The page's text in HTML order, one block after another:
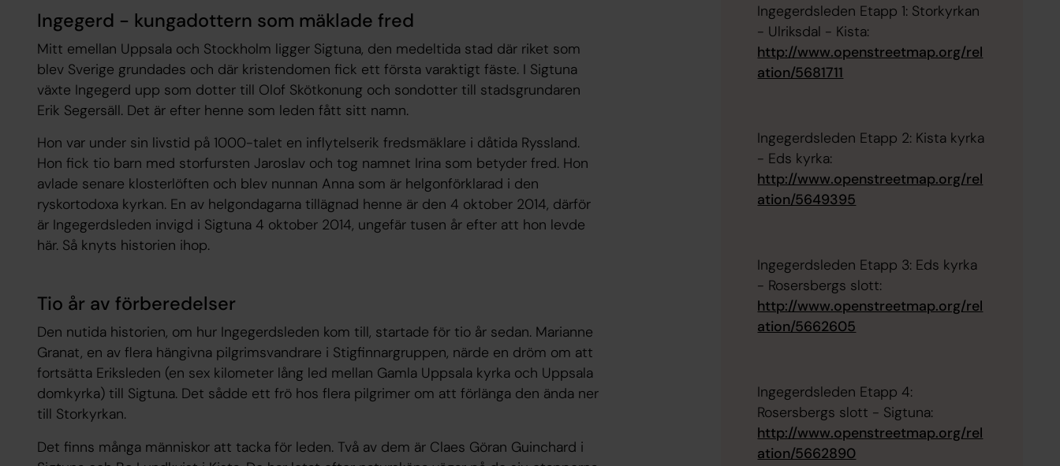
Ingegerd - kungadottern som mäklade fred
Mitt emellan Uppsala och Stockholm ligger Sigtuna, den medeltida stad där riket som
blev Sverige grundades och där kristendomen fick ett första varaktigt fäste. I Sigtuna
växte Ingegerd upp som dotter till Olof Skötkonung och sondotter till stadsgrundaren
Erik Segersäll. Det är efter henne som leden fått sitt namn.
Hon var under sin livstid på 1000-talet en inflytelserik fredsmäklare i dåtida Ryssland.
Hon fick tio barn med storfursten Jaroslav och tog namnet Irina som betyder fred. Hon
avlade senare klosterlöften och blev nunnan Anna som är helgonförklarad i den
ryskortodoxa kyrkan. En av helgondagarna tillägnad henne är den 4 oktober 2014, därför
är Ingegerdsleden invigd i Sigtuna 4 oktober 2014, ungefär tusen år efter att hon levde
här. Så knyts historien ihop.
Tio år av förberedelser
Den nutida historien, om hur Ingegerdsleden kom till, startade för tio år sedan. Marianne
Granat, en av flera hängivna pilgrimsvandrare i Stigfinnargruppen, närde en dröm om att
fortsätta Eriksleden (en sex kilometer lång led mellan Gamla Uppsala kyrka och Uppsala
domkyrka) till Sigtuna. Det sådde ett frö hos flera pilgrimer om att förlänga den ända ner
till Storkyrkan.
Det finns många människor att tacka för leden. Två av dem är Claes Göran Guinchard i
Ingegerdsleden Etapp 1: Storkyrkan
- Ulriksdal - Kista:
http://www.openstreetmap.org/rel
ation/5681711
Ingegerdsleden Etapp 2: Kista kyrka
- Eds kyrka:
http://www.openstreetmap.org/rel
ation/5649395
Ingegerdsleden Etapp 3: Eds kyrka
- Rosersbergs slott:
http://www.openstreetmap.org/rel
ation/5662605
Ingegerdsleden Etapp 4:
Rosersbergs slott - Sigtuna:
http://www.openstreetmap.org/rel
ation/5662890